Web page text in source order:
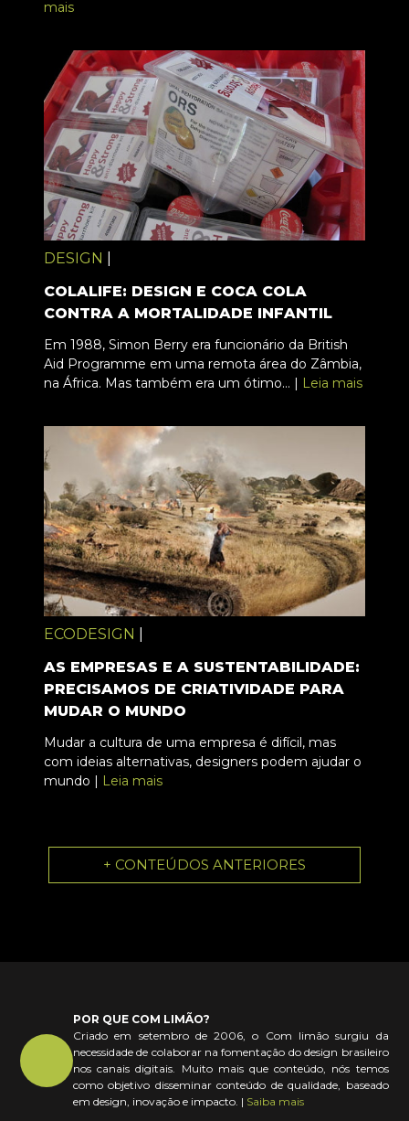
mais
DESIGN
COLALIFE: DESIGN E COCA COLA
CONTRA A MORTALIDADE INFANTIL
Em 1988, Simon Berry era funcionário da British
Aid Programme em uma remota área do Zâmbia,
na África. Mas também era um ótimo... | Leia mais
ECODESIGN
AS EMPRESAS E A SUSTENTABILIDADE:
PRECISAMOS DE CRIATIVIDADE PARA
MUDAR O MUNDO
Mudar a cultura de uma empresa é difícil, mas
com ideias alternativas, designers podem ajudar o
mundo | Leia mais
+ CONTEÚDOS ANTERIORES
POR QUE COM LIMÃO?
Criado em setembro de 2006, o Com limão surgiu da
necessidade de colaborar na fomentação do design brasileiro
nos canais digitais. Muito mais que conteúdo, nós temos
como objetivo disseminar conteúdo de qualidade, baseado
em design, inovação e impacto. | Saiba mais